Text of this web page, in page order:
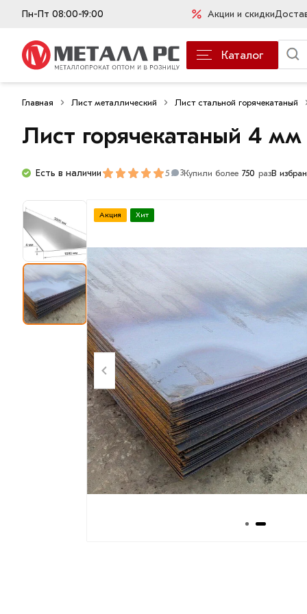
Пн-Пт 08:00-19:00 Акции и скидки
Каталог
Главная Лист металлический Лист стальной горячекатаный
Лист горячекатаный 4
Есть в наличии 5 3Купили более 750 разВ
Акция Хит